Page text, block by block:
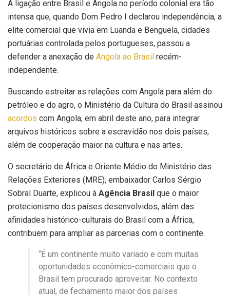
A ligação entre Brasil e Angola no período colonial era tão
intensa que, quando Dom Pedro I declarou independência, a
elite comercial que vivia em Luanda e Benguela, cidades
portuárias controlada pelos portugueses, passou a
defender a anexação de Angola ao Brasil recém-
independente.
Buscando estreitar as relações com Angola para além do
petróleo e do agro, o Ministério da Cultura do Brasil assinou
acordos com Angola, em abril deste ano, para integrar
arquivos históricos sobre a escravidão nos dois países,
além de cooperação maior na cultura e nas artes.
O secretário de África e Oriente Médio do Ministério das
Relações Exteriores (MRE), embaixador Carlos Sérgio
Sobral Duarte, explicou à Agência Brasil que o maior
protecionismo dos países desenvolvidos, além das
afinidades histórico-culturais do Brasil com a África,
contribuem para ampliar as parcerias com o continente.
“É um continente muito variado e com muitas
oportunidades econômico-comerciais que o
Brasil tem procurado aproveitar. No contexto
atual, de fechamento maior dos países